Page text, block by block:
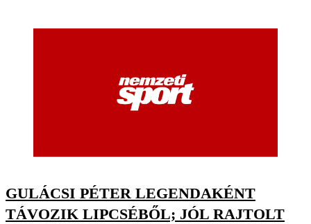
GULÁCSI PÉTER LEGENDAKÉNT
TÁVOZIK LIPCSÉBŐL; JÓL RAJTOLT